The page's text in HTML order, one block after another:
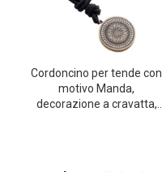
Cordoncino per tende con
motivo Manda,
decorazione a cravatta,